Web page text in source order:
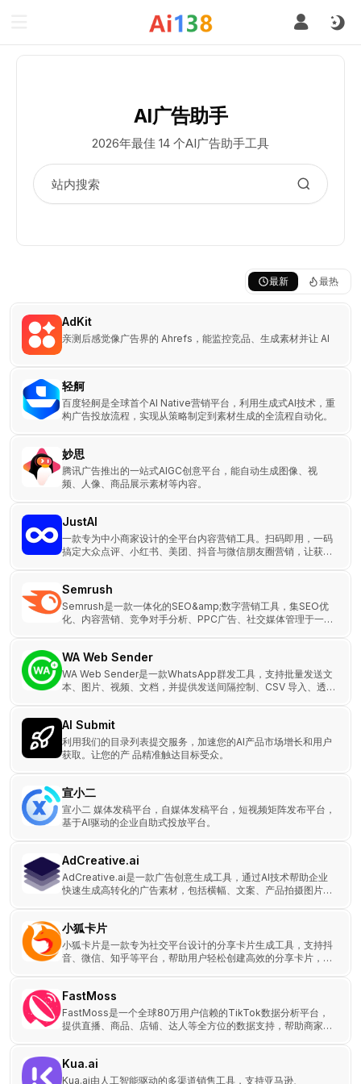
AI广告助手
2026年最佳 14 个AI广告助手工具
最新 最热
AdKit
亲测后感觉像广告界的 Ahrefs，能监控竞品、生成素材并让 AI
轻舸
百度轻舸是全球首个AI Native营销平台，利用生成式AI技术，重
构广告投放流程，实现从策略制定到素材生成的全流程自动化。
妙思
腾讯广告推出的一站式AIGC创意平台，能自动生成图像、视
频、人像、商品展示素材等内容。
JustAI
一款专为中小商家设计的全平台内容营销工具。扫码即用，一码
搞定大众点评、小红书、美团、抖音与微信朋友圈营销，让获客
Semrush
Semrush是一款一体化的SEO&amp;数字营销工具，集SEO优
化、内容营销、竞争对手分析、PPC广告、社交媒体管理于一
WA Web Sender
WA Web Sender是一款WhatsApp群发工具，支持批量发送文
本、图片、视频、文档，并提供发送间隔控制、CSV 导入、透明
AI Submit
利用我们的目录列表提交服务，加速您的AI产品市场增长和用户
获取。让您的产 品精准触达目标受众。
宣小二
宣小二 媒体发稿平台，自媒体发稿平台，短视频矩阵发布平台，
基于AI驱动的企业自助式投放平台。
AdCreative.ai
AdCreative.ai是一款广告创意生成工具，通过AI技术帮助企业
快速生成高转化的广告素材，包括横幅、文案、产品拍摄图片和
小狐卡片
小狐卡片是一款专为社交平台设计的分享卡片生成工具，支持抖
音、微信、知乎等平台，帮助用户轻松创建高效的分享卡片，提
FastMoss
FastMoss是一个全球80万用户信赖的TikTok数据分析平台，
提供直播、商品、店铺、达人等全方位的数据支持，帮助商家、
Kua.ai
Kua.ai由人工智能驱动的多渠道销售工具，支持亚马逊、